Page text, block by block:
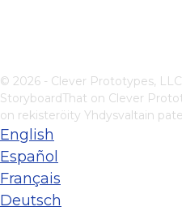
© 2026 - Clever Prototypes,
StoryboardThat on Clever
on rekisteröity Yhdysvaltain
English
Español
Français
Deutsch